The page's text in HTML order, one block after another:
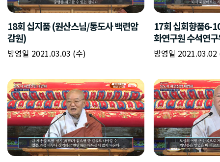
18회 십지품 (원산스님/통도사 백련암
감원)
방영일 2021.03.03 (수)
17회 십회향품6-
화연구원 수석연
방영일 2021.03.02